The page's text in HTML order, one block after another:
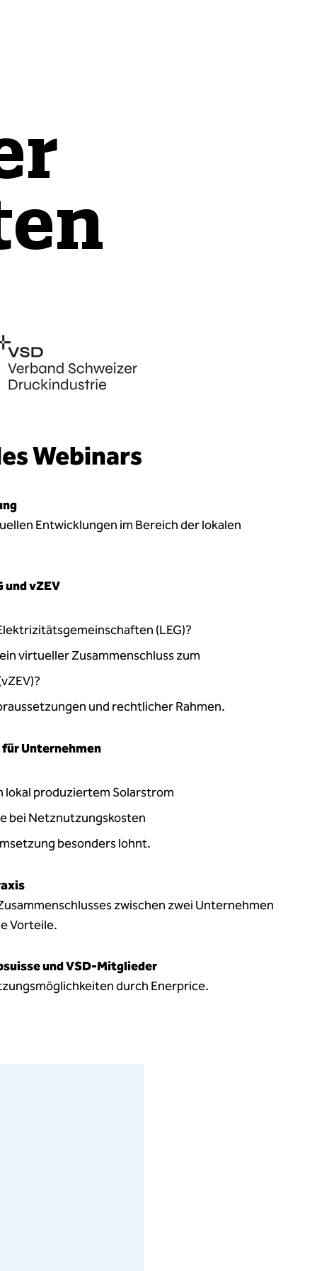
Webinars
Entwicklungen im Bereich der lokalen
und vZEV
(LEG)?
virtueller Zusammenschluss zum
und rechtlicher Rahmen.
Unternehmen
lokal produziertem Solarstrom
bei Netznutzungskosten
besonders lohnt.
zwischen zwei Unternehmen
Vorteile.
und VSD-Mitglieder
durch Enerprice.